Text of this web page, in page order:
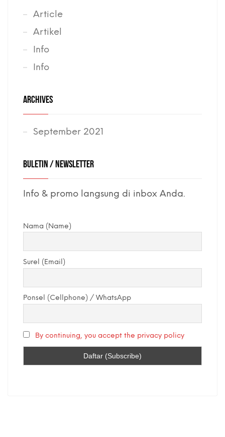
Article
Artikel
Info
Info
ARCHIVES
September 2021
BULETIN / NEWSLETTER
Info & promo langsung di inbox Anda.
Nama (Name)
Surel (Email)
Ponsel (Cellphone) / WhatsApp
By continuing, you accept the privacy policy